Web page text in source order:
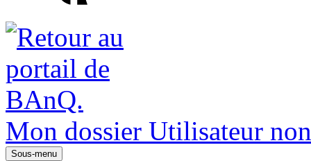
Mon dossier Utilisateur
Sous-menu